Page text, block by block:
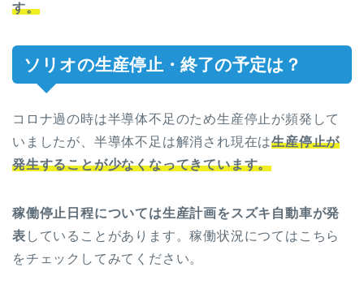
す。
ソリオの生産停止・終了の予定は？
コロナ過の時は半導体不足のため生産停止が頻発して
いましたが、半導体不足は解消され現在は生産停止が
発生することが少なくなってきています。
稼働停止日程については生産計画をスズキ自動車が発
表 していることがあります。稼働状況につてはこちら
をチェックしてみてください。